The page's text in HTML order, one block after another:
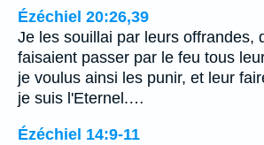
Ézéchiel 20:26,39
Je les souillai par leurs offrandes,
faisaient passer par le feu tous
je voulus ainsi les punir, et leur
je suis l'Eternel.…
Ézéchiel 14:9-11